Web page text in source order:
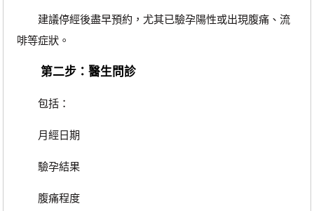
建議停經後盡早預約，尤其已驗孕陽性或出現腹痛、流
啡等症狀。
第二步：醫生問診
包括：
月經日期
驗孕結果
腹痛程度